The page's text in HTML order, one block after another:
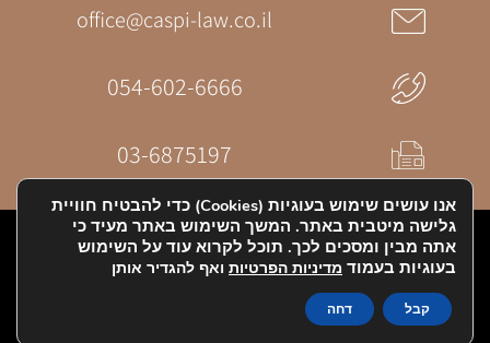
office@caspi-law.co.il
054-602-6666
03-6875197
מדיניות הפרטיות - תקנון האתר
הצהרת נגישות
אתר זה הוקם ע"י MDN & Digitalos
אנו עושים שימוש בעוגיות (Cookies) כדי להבטיח חוויית
גלישה מיטבית באתר. המשך השימוש באתר מעיד כי
אתה מבין ומסכים לכך. תוכל לקרוא עוד על השימוש
בעוגיות בעמוד מדיניות הפרטיות ואף להגדיר אותן
קבל דחה